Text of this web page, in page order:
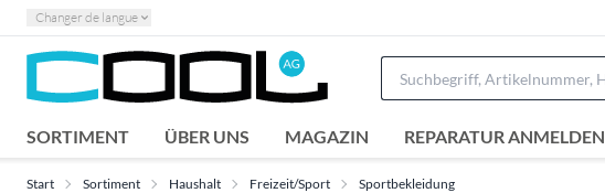
Changer de langue
SORTIMENT ÜBER UNS MAGAZIN REPARATUR ANMELDEN
Start Sortiment Haushalt Freizeit/Sport Sportbekleidung